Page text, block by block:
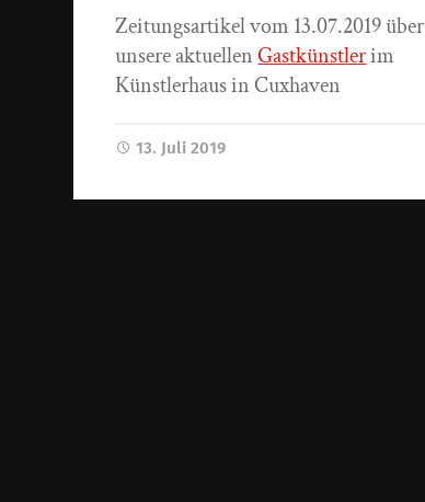
Zeitungsartikel vom 13.07.2019 über
unsere aktuellenGastkünstlerim
Künstlerhaus in Cuxhaven
13. Juli 2019